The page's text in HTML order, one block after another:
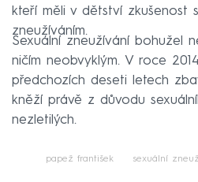
kteří měli v dětství zkušenost
zneužíváním.
Sexuální zneužívání bohužel
ničím neobvyklým. V roce
předchozích deseti letech
kněží právě z důvodu
nezletilých.
papež františek sexuální